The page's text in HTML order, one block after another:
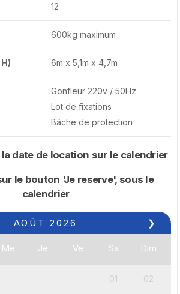
12
600kg maximum
6m x 5,1m x 4,7m
Gonfleur 220v / 50Hz
Lot de fixations
Bâche de protection
date de location sur le calendrier
le bouton 'Je reserve', sous le
calendrier
❯
AOÛT 2026
Me Je Ve Sa Dim
01 02